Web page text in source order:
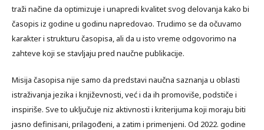
traži načine da optimizuje i unapredi kvalitet svog delovanja kako bi
časopis iz godine u godinu napredovao. Trudimo se da očuvamo
karakter i strukturu časopisa, ali da u isto vreme odgovorimo na
zahteve koji se stavljaju pred naučne publikacije.
Misija časopisa nije samo da predstavi naučna saznanja u oblasti
istraživanja jezika i književnosti, već i da ih promoviše, podstiče i
inspiriše. Sve to uključuje niz aktivnosti i kriterijuma koji moraju biti
jasno definisani, prilagođeni, a zatim i primenjeni. Od 2022. godine